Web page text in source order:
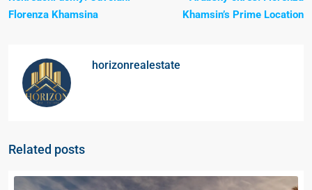
Florenza Khamsina
Khamsin’s Prime Location
horizonrealestate
Related posts